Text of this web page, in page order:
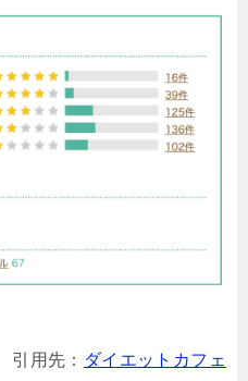
引用先： ダイエットカフェ